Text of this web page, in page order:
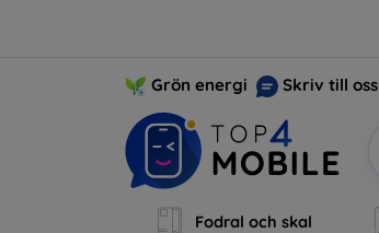
Grön energi Skriv till oss
Fodral och skal